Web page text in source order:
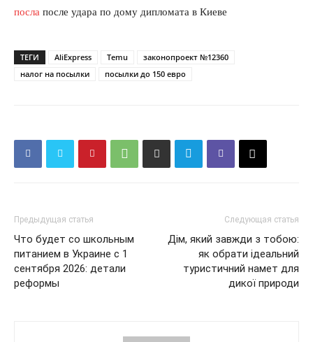
посла после удара по дому дипломата в Киеве
ТЕГИ AliExpress Temu
законопроект №12360
налог на посылки
посылки до 150 евро
Предыдущая статья
Что будет со школьным
питанием в Украине с 1
сентября 2026: детали
реформы
Следующая статья
Дім, який завжди з тобою:
як обрати ідеальний
туристичний намет для
дикої природи